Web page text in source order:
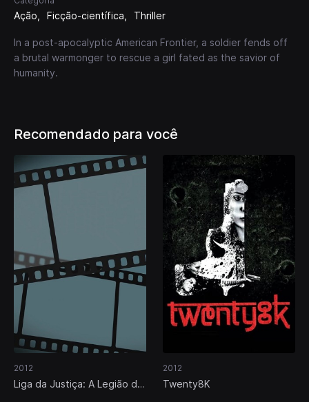
Ação Ficção-científica Thriller
In a post-apocalyptic American Frontier, a soldier fends off
a brutal warmonger to rescue a girl fated as the savior of
humanity.
Recomendado para você
2012
Liga da Justiça: A Legião do
2012
Twenty8K